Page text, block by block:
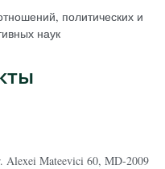
политических и
наук
Alexei Mateevici 60, MD-2009